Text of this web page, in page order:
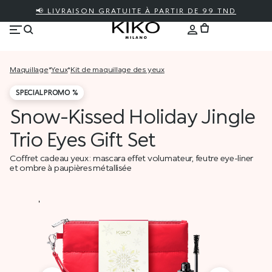
📢 LIVRAISON GRATUITE À PARTIR DE 99 TND
maquillage* yeux* kit de maquillage des yeux
SPECIAL PROMO %
Snow-Kissed Holiday Jingle
Trio Eyes Gift Set
Coffret cadeau yeux : mascara effet volumateur, feutre eye-liner
et ombre à paupières métallisée